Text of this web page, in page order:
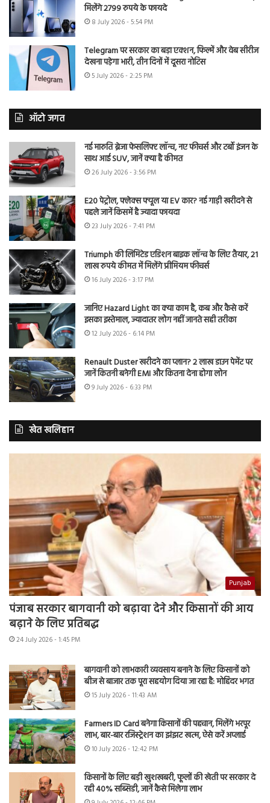
मिलेंगे 2799 रुपये के फायदे
8 July 2026 - 5:54 PM
Telegram पर सरकार का बड़ा एक्शन, फिल्में और वेब सीरीज
देखना पड़ेगा भारी, तीन दिनों में दूसरा नोटिस
5 July 2026 - 2:25 PM
ऑटो जगत
नई मारुति ब्रेजा फेसलिफ्ट लॉन्च, नए फीचर्स और टर्बो इंजन के
साथ आई SUV, जानें क्या है कीमत
26 July 2026 - 3:56 PM
E20 पेट्रोल, फ्लेक्स फ्यूल या EV कार? नई गाड़ी खरीदने से
पहले जानें किसमें है ज्यादा फायदा
23 July 2026 - 7:41 PM
Triumph की लिमिटेड एडिशन बाइक लॉन्च के लिए तैयार, 21
लाख रुपये कीमत में मिलेंगे प्रीमियम फीचर्स
16 July 2026 - 3:17 PM
जानिए Hazard Light का क्या काम है, कब और कैसे करें
इसका इस्तेमाल, ज्यादातर लोग नहीं जानते सही तरीका
12 July 2026 - 6:14 PM
Renault Duster खरीदने का प्लान? 2 लाख डाउन पेमेंट पर
जानें कितनी बनेगी EMI और कितना देना होगा लोन
9 July 2026 - 6:33 PM
खेत खलिहान
Punjab
पंजाब सरकार बागवानी को बढ़ावा देने और किसानों की आय
बढ़ाने के लिए प्रतिबद्ध
24 July 2026 - 1:45 PM
बागवानी को लाभकारी व्यवसाय बनाने के लिए किसानों को
बीज से बाजार तक पूरा सहयोग दिया जा रहा है: मोहिंदर भगत
15 July 2026 - 11:43 AM
Farmers ID Card बनेगा किसानों की पहचान, मिलेंगे भरपूर
लाभ, बार-बार रजिस्ट्रेशन का झंझट खत्म, ऐसे करें अप्लाई
10 July 2026 - 12:42 PM
किसानों के लिए बड़ी खुशखबरी, फूलों की खेती पर सरकार दे
रही 40% सब्सिडी, जानें कैसे मिलेगा लाभ